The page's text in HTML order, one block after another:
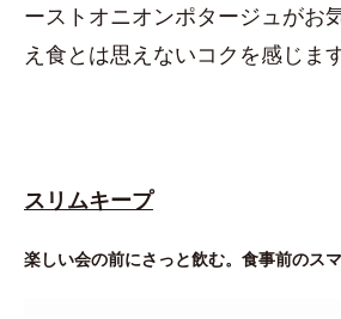
ーストオニオンポタージュがお
え食とは思えないコクを感じます
スリムキープ
楽しい会の前にさっと飲む。食事前のス